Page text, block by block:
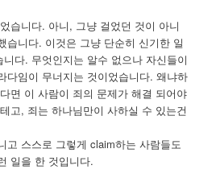
습니다. 아니, 그냥 걸었던 것이 아니
습니다. 이것은 그냥 단순히 신기한 일
다. 무엇인지는 알수 없으나 자신들이
다임이 무너지는 것이었습니다. 왜냐하
면 이 사람이 죄의 문제가 해결 되어야
고, 죄는 하나님만이 사하실 수 있는건
스스로 그렇게 claim하는 사람들도
일을 한 것입니다.